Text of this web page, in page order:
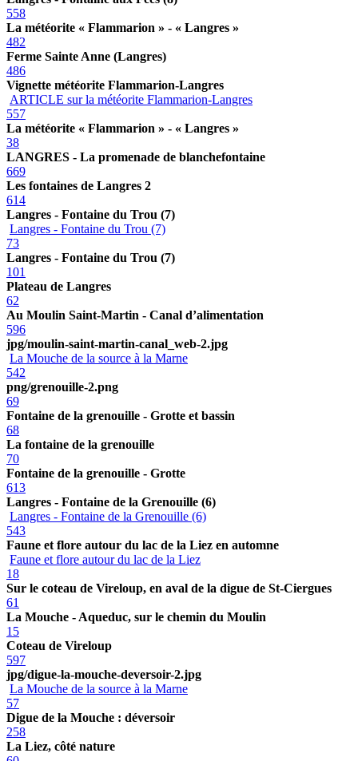
558
La météorite « Flammarion » - « Langres »
482
Ferme Sainte Anne (Langres)
486
Vignette météorite Flammarion-Langres
ARTICLE sur la météorite Flammarion-Langres
557
La météorite « Flammarion » - « Langres »
38
LANGRES - La promenade de blanchefontaine
669
Les fontaines de Langres 2
614
Langres - Fontaine du Trou (7)
Langres - Fontaine du Trou (7)
73
Langres - Fontaine du Trou (7)
101
Plateau de Langres
62
Au Moulin Saint-Martin - Canal d’alimentation
596
jpg/moulin-saint-martin-canal_web-2.jpg
La Mouche de la source à la Marne
542
png/grenouille-2.png
69
Fontaine de la grenouille - Grotte et bassin
68
La fontaine de la grenouille
70
Fontaine de la grenouille - Grotte
613
Langres - Fontaine de la Grenouille (6)
Langres - Fontaine de la Grenouille (6)
543
Faune et flore autour du lac de la Liez en automne
Faune et flore autour du lac de la Liez
18
Sur le coteau de Vireloup, en aval de la digue de St-Ciergues
61
La Mouche - Aqueduc, sur le chemin du Moulin
15
Coteau de Vireloup
597
jpg/digue-la-mouche-deversoir-2.jpg
La Mouche de la source à la Marne
57
Digue de la Mouche : déversoir
258
La Liez, côté nature